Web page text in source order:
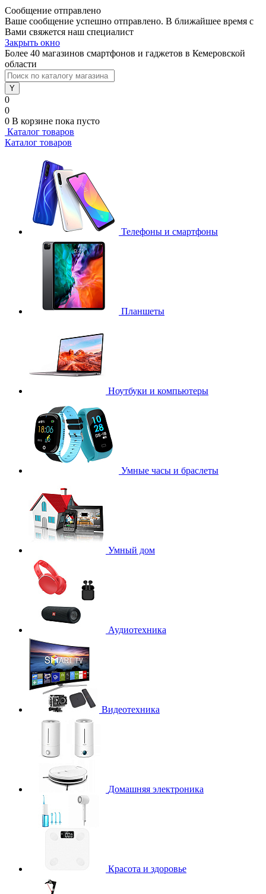
Сообщение отправлено
Ваше сообщение успешно отправлено. В ближайшее время с
Вами свяжется наш специалист
Закрыть окно
Более 40 магазинов смартфонов и гаджетов в Кемеровской
области
0
0
0 В корзине пока пусто
Каталог товаров
Каталог товаров
Телефоны и смартфоны
Планшеты
Ноутбуки и компьютеры
Умные часы и браслеты
Умный дом
Аудиотехника
Видеотехника
Домашняя электроника
Красота и здоровье